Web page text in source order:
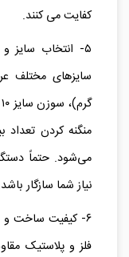
کفایت می‌ کنند.
۵- انتخاب سایز
می‌شود. حتماً
نیاز شما سازگار
۶- کیفیت ساخت و
فلز و پلاستیک